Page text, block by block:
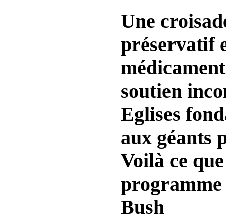
Une
préservatif
soutien
Eglises
aux géants
Voilà ce
programme
Bush